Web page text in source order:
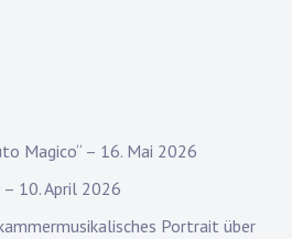
Magico“ – 16. Mai 2026
10. April 2026
Portrait über